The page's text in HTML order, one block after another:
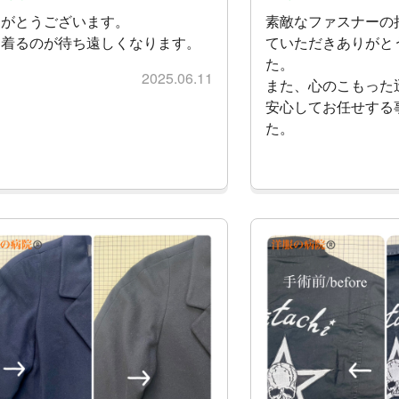
とうございます。
るのが待ち遠しくなります。
2025.06.11
素敵なファスナー
ていただきありが
た。
また、心のこもっ
安心してお任せす
た。